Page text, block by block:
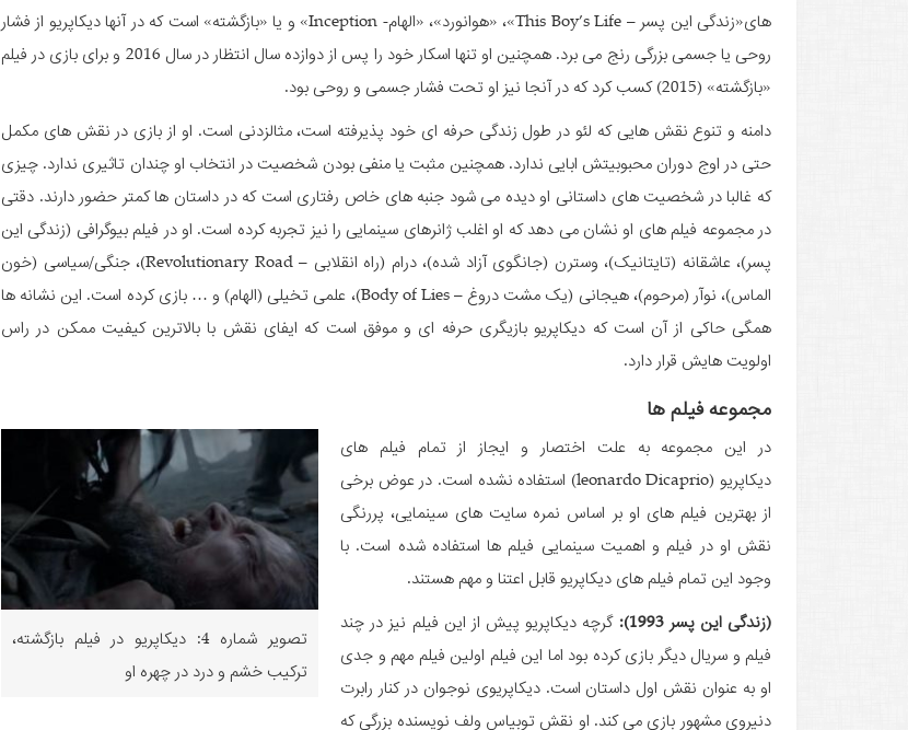
های«زندگی این پسر – This Boy’s Life»، «هوانورد»، «الهام- Inception» و یا «بازگشته» است که در آنها دیکاپریو از فشار
روحی یا جسمی بزرگی رنج می ­برد. همچنین او تنها اسکار خود را پس از دوازده سال انتظار در سال 2016 و برای بازی در فیلم
«بازگشته» (2015) کسب کرد که در آنجا نیز او تحت فشار جسمی و روحی بود.
دامنه و تنوع نقش­ هایی که لئو در طول زندگی حرفه­ ای خود پذیرفته­ است، مثال­زدنی است. او از بازی در نقش­ های مکمل
حتی در اوج دوران محبوبیتش ابایی ندارد. همچنین مثبت یا منفی بودن شخصیت در انتخاب او چندان تاثیری ندارد. چیزی
که غالبا در شخصیت­ های داستانی او دیده می ­شود جنبه­ های خاص رفتاری است که در داستان­ ها کمتر حضور دارند. دقتی
در مجموعه فیلم­ های او نشان می ­دهد که او اغلب ژانرهای سینمایی را نیز تجربه کرده است. او در فیلم بیوگرافی (زندگی این
پسر)، عاشقانه (تایتانیک)، وسترن (جانگوی آزاد شده)، درام (راه انقلابی – Revolutionary Road)، جنگی/سیاسی (خون
الماس)، نوآر (مرحوم)، هیجانی (یک مشت دروغ – Body of Lies)، علمی تخیلی (الهام) و … بازی کرده است. این نشانه­ ها
همگی حاکی از آن است که دیکاپریو بازیگری حرفه­ ای و موفق است که ایفای نقش با بالاترین کیفیت ممکن در راس
اولویت­ هایش قرار دارد.
مجموعه فیلم­ ها
تصویر شماره 4: دیکاپریو در فیلم بازگشته،
ترکیب خشم و درد در چهره او
در این مجموعه به علت اختصار و ایجاز از تمام فیلم­ های
دیکاپریو (leonardo Dicaprio) استفاده نشده است. در عوض برخی
از بهترین فیلم­ های او بر اساس نمره سایت­ های سینمایی، پررنگی
نقش او در فیلم و اهمیت سینمایی فیلم­ ها استفاده شده است. با
وجود این تمام فیلم­ های دیکاپریو قابل اعتنا و مهم هستند.
(زندگی این پسر 1993):
گرچه دیکاپریو پیش از این فیلم نیز در چند
فیلم و سریال دیگر بازی کرده بود اما این فیلم اولین فیلم مهم و جدی
او به عنوان نقش اول داستان است. دیکاپریوی نوجوان در کنار رابرت
دنیروی مشهور بازی می کند. او نقش توبیاس ولف نویسنده بزرگی که